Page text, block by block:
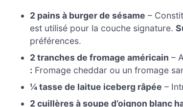
2 pains à burger de sésame –
est utilisé pour la couche signature.
préférences.
2 tranches de fromage américain –
: Fromage cheddar ou un fromage
¼ tasse de laitue iceberg râpée –
2 cuillères à soupe d’oignon blanc